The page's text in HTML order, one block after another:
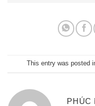
This entry was posted
PHÚC